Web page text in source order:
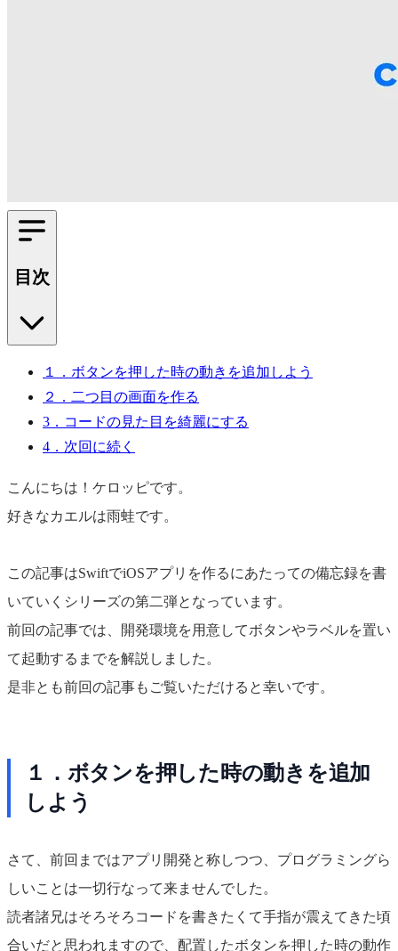
目次
１．ボタンを押した時の動きを追加しよう
２．二つ目の画面を作る
3．コードの見た目を綺麗にする
4．次回に続く
こんにちは！ケロッピです。
好きなカエルは雨蛙です。
この記事はSwiftでiOSアプリを作るにあたっての備忘録を書
いていくシリーズの第二弾となっています。
前回の記事では、開発環境を用意してボタンやラベルを置い
て起動するまでを解説しました。
是非とも前回の記事もご覧いただけると幸いです。
１．ボタンを押した時の動きを追加
しよう
さて、前回まではアプリ開発と称しつつ、プログラミングら
しいことは一切行なって来ませんでした。
読者諸兄はそろそろコードを書きたくて手指が震えてきた頃
合いだと思われますので、配置したボタンを押した時の動作